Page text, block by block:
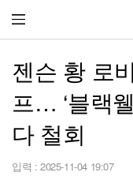
젠슨 황 로
프… ‘블랙
다 철회
입력 : 2025-11-04 19:07